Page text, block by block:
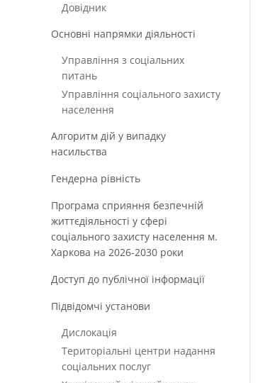
Довідник
Основні напрямки діяльності
Управління з соціальних
питань
Управління соціального захисту
населення
Алгоритм дій у випадку
насильства
Гендерна рівність
Програма сприяння безпечній
життєдіяльності у сфері
соціального захисту населення м.
Харкова на 2026-2030 роки
Доступ до публічної інформації
Підвідомчі установи
Дислокація
Територіальні центри надання
соціальних послуг